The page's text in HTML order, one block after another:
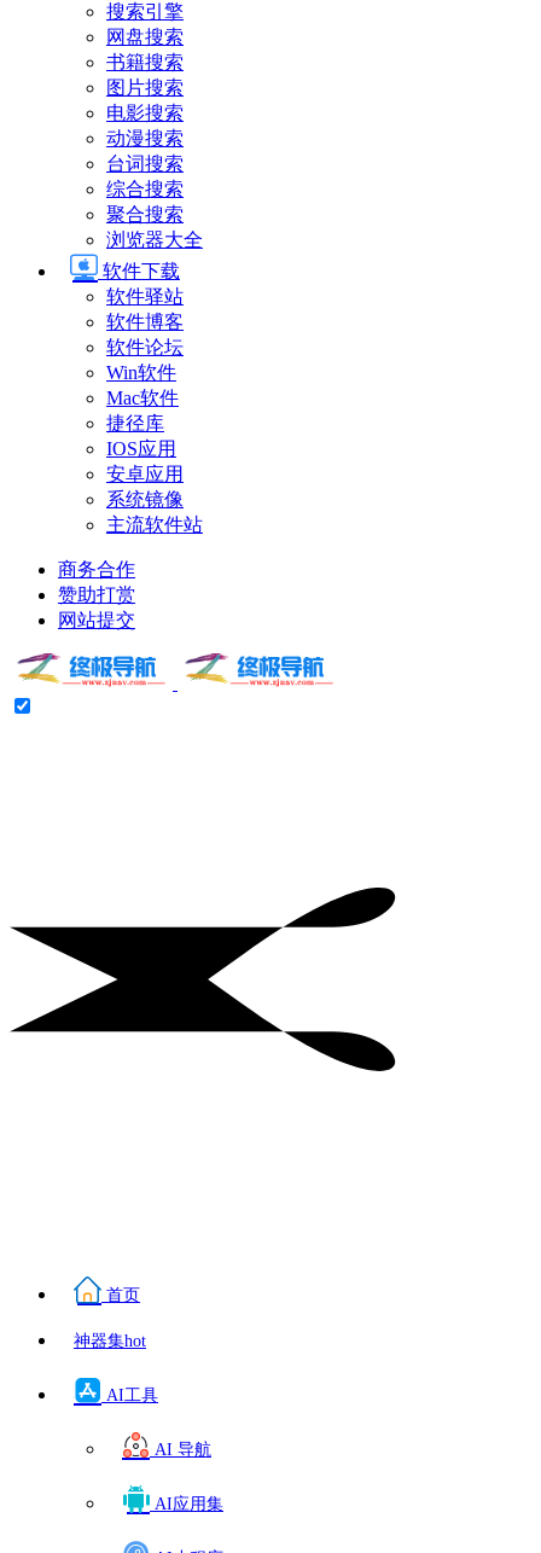
搜索引擎
网盘搜索
书籍搜索
图片搜索
电影搜索
动漫搜索
台词搜索
综合搜索
聚合搜索
浏览器大全
软件下载
软件驿站
软件博客
软件论坛
Win软件
Mac软件
捷径库
IOS应用
安卓应用
系统镜像
主流软件站
商务合作
赞助打赏
网站提交
首页
神器集hot
AI工具
AI 导航
AI应用集